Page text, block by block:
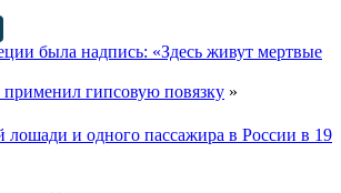
была надпись: «Здесь живут мертвые
гипсовую повязку »